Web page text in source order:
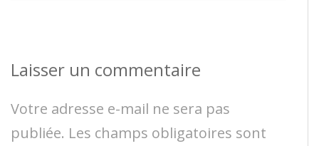
Laisser un commentaire
Votre adresse e-mail ne sera pas
publiée. Les champs obligatoires sont